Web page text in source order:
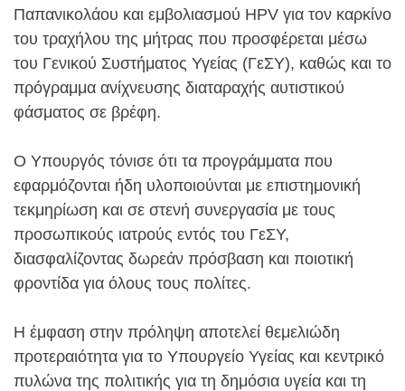
Παπανικολάου και εμβολιασμού HPV για τον καρκίνο
του τραχήλου της μήτρας που προσφέρεται μέσω
του Γενικού Συστήματος Υγείας (ΓεΣΥ), καθώς και το
πρόγραμμα ανίχνευσης διαταραχής αυτιστικού
φάσματος σε βρέφη.
Ο Υπουργός τόνισε ότι τα προγράμματα που
εφαρμόζονται ήδη υλοποιούνται με επιστημονική
τεκμηρίωση και σε στενή συνεργασία με τους
προσωπικούς ιατρούς εντός του ΓεΣΥ,
διασφαλίζοντας δωρεάν πρόσβαση και ποιοτική
φροντίδα για όλους τους πολίτες.
Η έμφαση στην πρόληψη αποτελεί θεμελιώδη
προτεραιότητα για το Υπουργείο Υγείας και κεντρικό
πυλώνα της πολιτικής για τη δημόσια υγεία και τη